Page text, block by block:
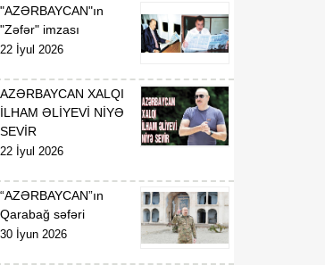
F.N.İsmayılovun
Azərbaycan
Respublikasının Avropa
nümayəndəsi vəzifəsindən
geri çağırılması haqqında
07 Avqust
Azərbaycan Respublikası
Respublikasının Kosmik
Agentliyi (Azərkosmos)"
publik hüquqi şəxsin
yaradılması haqqında"
00:48
"AZƏRBAYCAN"ın
"Zəfər" imzası
22 İyul 2026
AZƏRBAYCAN XALQI
İLHAM ƏLİYEVİ NİYƏ
SEVİR
22 İyul 2026
“AZƏRBAYCAN”ın
Qarabağ səfəri
30 İyun 2026